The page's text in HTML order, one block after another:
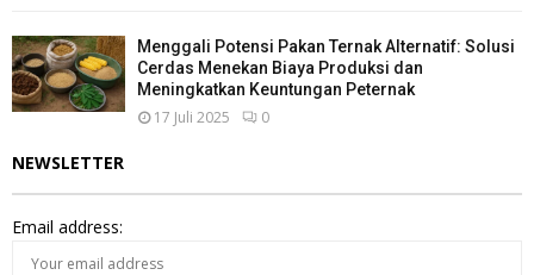
Menggali Potensi Pakan Ternak Alternatif: Solusi
Cerdas Menekan Biaya Produksi dan
Meningkatkan Keuntungan Peternak
17 Juli 2025 0
NEWSLETTER
Email address: